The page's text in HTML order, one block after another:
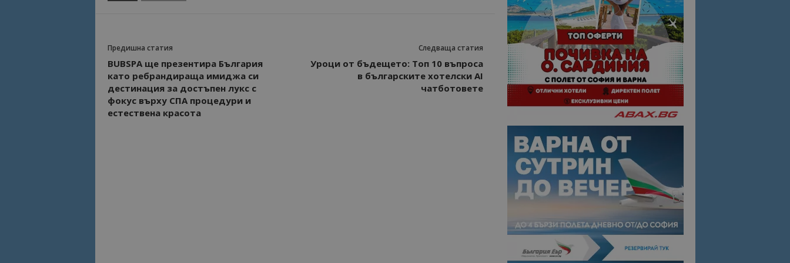
Предишна статия
BUBSPA ще презентира България
като ребрандираща имиджа си
дестинация за достъпен лукс с
фокус върху СПА процедури и
естествена красота
Следваща статия
Уроци от бъдещето: Топ 10 въпроса
в българските хотелски AI
чатботовете